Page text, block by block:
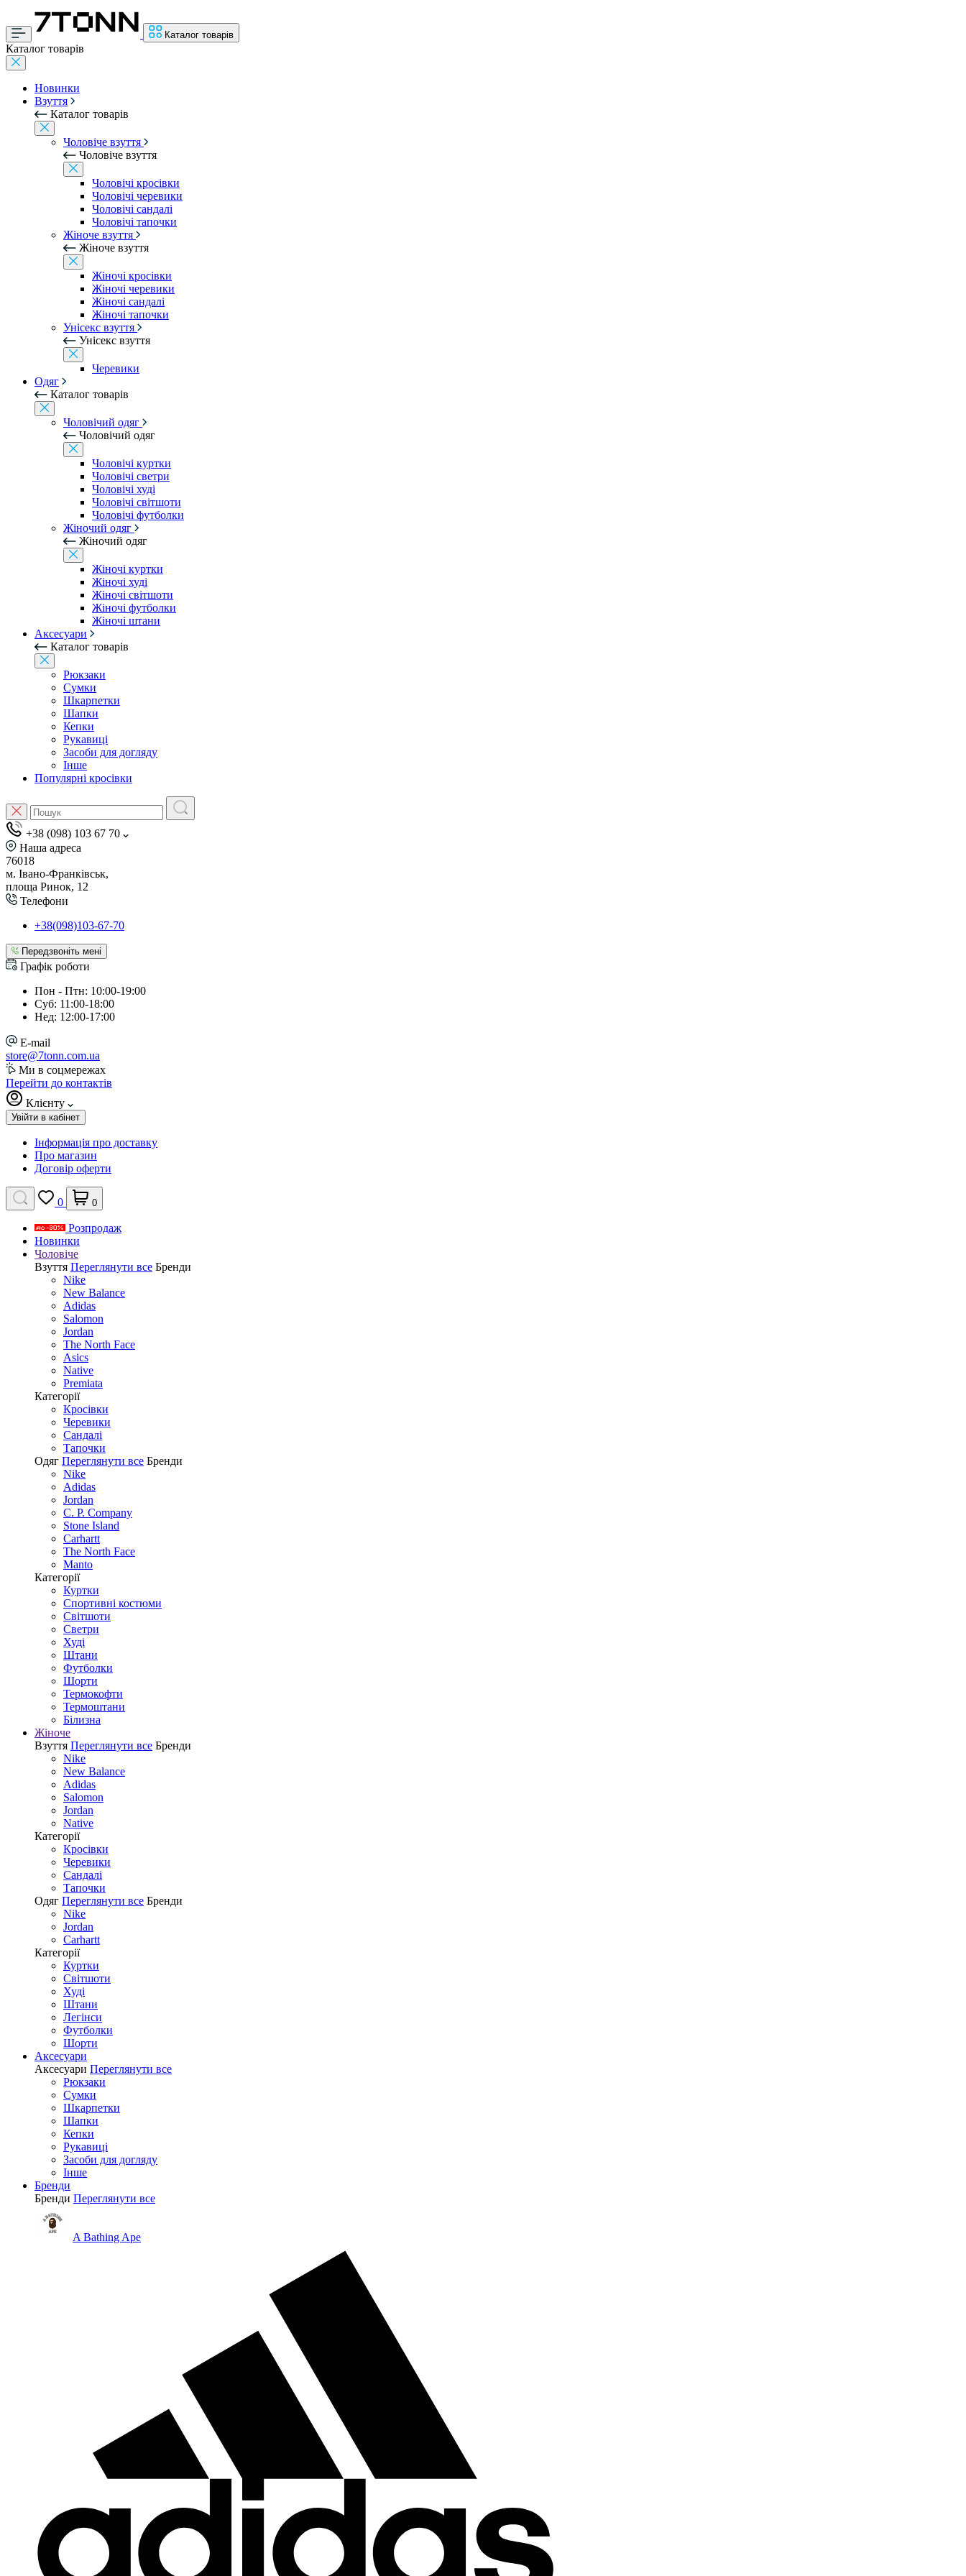
Каталог товарів
Каталог товарів
Новинки
Взуття
Каталог товарів
Чоловіче взуття
Чоловіче взуття
Чоловічі кросівки
Чоловічі черевики
Чоловічі сандалі
Чоловічі тапочки
Жіноче взуття
Жіноче взуття
Жіночі кросівки
Жіночі черевики
Жіночі сандалі
Жіночі тапочки
Унісекс взуття
Унісекс взуття
Черевики
Одяг
Каталог товарів
Чоловічий одяг
Чоловічий одяг
Чоловічі куртки
Чоловічі светри
Чоловічі худі
Чоловічі світшоти
Чоловічі футболки
Жіночий одяг
Жіночий одяг
Жіночі куртки
Жіночі худі
Жіночі світшоти
Жіночі футболки
Жіночі штани
Аксесуари
Каталог товарів
Рюкзаки
Сумки
Шкарпетки
Шапки
Кепки
Рукавиці
Засоби для догляду
Інше
Популярні кросівки
+38 (098) 103 67 70
Наша адреса
76018
м. Івано-Франківськ,
площа Ринок, 12
Телефони
+38(098)103-67-70
Передзвоніть мені
Графік роботи
Пон - Птн: 10:00-19:00
Суб: 11:00-18:00
Нед: 12:00-17:00
E-mail
store@7tonn.com.ua
Ми в соцмережах
Перейти до контактів
Клієнту
Увійти в кабінет
Інформація про доставку
Про магазин
Договір оферти
0 0
Розпродаж
Новинки
Чоловіче
Взуття Переглянути все Бренди
Nike
New Balance
Adidas
Salomon
Jordan
The North Face
Asics
Native
Premiata
Категорії
Кросівки
Черевики
Сандалі
Tапочки
Одяг Переглянути все Бренди
Nike
Adidas
Jordan
C. P. Company
Stone Island
Carhartt
The North Face
Manto
Категорії
Куртки
Спортивні костюми
Світшоти
Светри
Худі
Штани
Футболки
Шорти
Термокофти
Термоштани
Білизна
Жіноче
Взуття Переглянути все Бренди
Nike
New Balance
Adidas
Salomon
Jordan
Native
Категорії
Кросівки
Черевики
Сандалі
Tапочки
Одяг Переглянути все Бренди
Nike
Jordan
Carhartt
Категорії
Куртки
Світшоти
Худі
Штани
Легінси
Футболки
Шорти
Аксесуари
Аксесуари Переглянути все
Рюкзаки
Сумки
Шкарпетки
Шапки
Кепки
Рукавиці
Засоби для догляду
Інше
Бренди
Бренди Переглянути все
A Bathing Ape